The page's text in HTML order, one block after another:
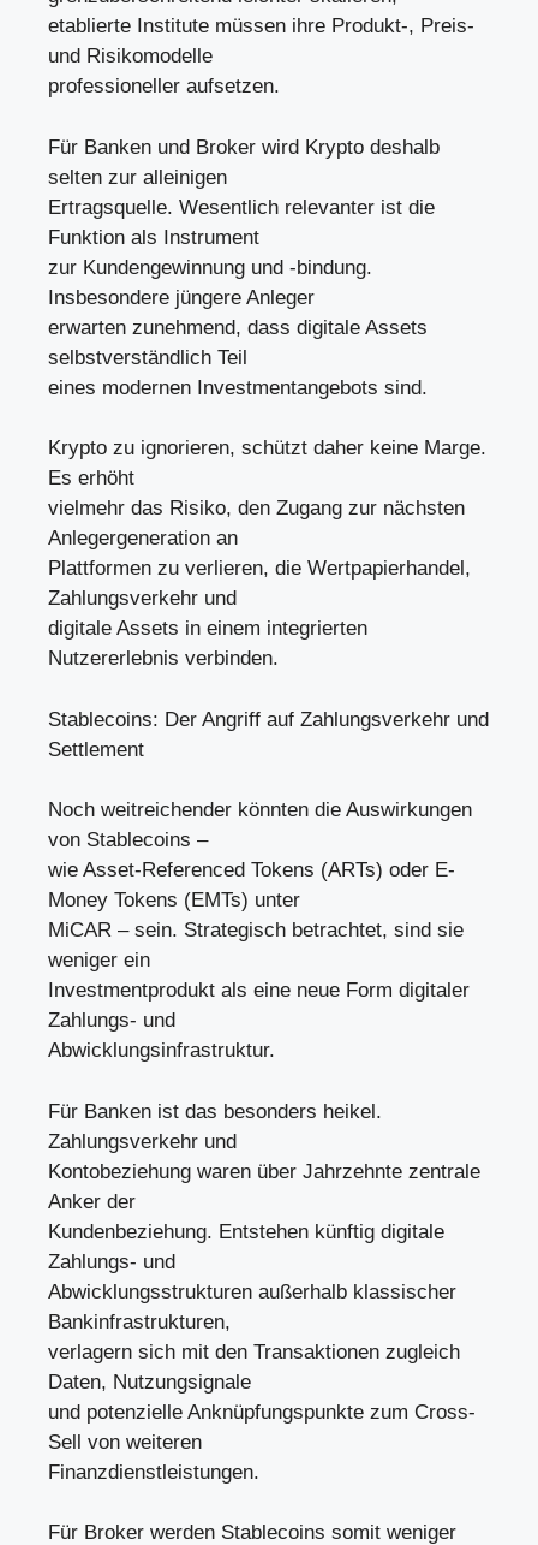
etablierte Institute müssen ihre Produkt-, Preis-
und Risikomodelle
professioneller aufsetzen.
Für Banken und Broker wird Krypto deshalb
selten zur alleinigen
Ertragsquelle. Wesentlich relevanter ist die
Funktion als Instrument
zur Kundengewinnung und -bindung.
Insbesondere jüngere Anleger
erwarten zunehmend, dass digitale Assets
selbstverständlich Teil
eines modernen Investmentangebots sind.
Krypto zu ignorieren, schützt daher keine Marge.
Es erhöht
vielmehr das Risiko, den Zugang zur nächsten
Anlegergeneration an
Plattformen zu verlieren, die Wertpapierhandel,
Zahlungsverkehr und
digitale Assets in einem integrierten
Nutzererlebnis verbinden.
Stablecoins: Der Angriff auf Zahlungsverkehr und
Settlement
Noch weitreichender könnten die Auswirkungen
von Stablecoins –
wie Asset-Referenced Tokens (ARTs) oder E-
Money Tokens (EMTs) unter
MiCAR – sein. Strategisch betrachtet, sind sie
weniger ein
Investmentprodukt als eine neue Form digitaler
Zahlungs- und
Abwicklungsinfrastruktur.
Für Banken ist das besonders heikel.
Zahlungsverkehr und
Kontobeziehung waren über Jahrzehnte zentrale
Anker der
Kundenbeziehung. Entstehen künftig digitale
Zahlungs- und
Abwicklungsstrukturen außerhalb klassischer
Bankinfrastrukturen,
verlagern sich mit den Transaktionen zugleich
Daten, Nutzungsignale
und potenzielle Anknüpfungspunkte zum Cross-
Sell von weiteren
Finanzdienstleistungen.
Für Broker werden Stablecoins somit weniger